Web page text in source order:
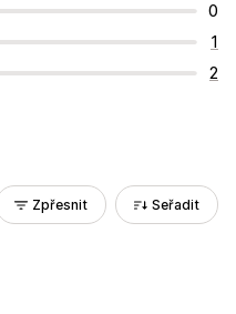
0
1
2
Zpřesnit Seřadit